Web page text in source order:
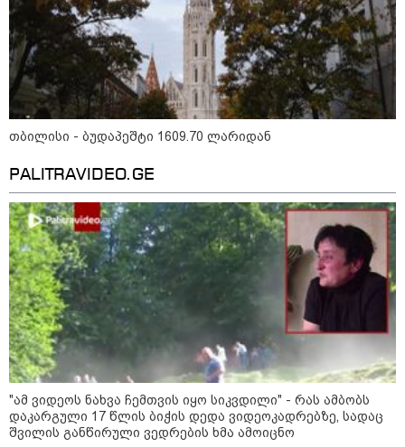
12:20 / 04-08-2026
"როცა კანონიკიდან
გამომდინარე, მართებულად
მიგვაჩნია, რომ ადამიანის
გასვენება ტაძრიდან არ მოხდეს,
ეს მგლოვიარეს ისეთი
სიყვარულითა უნდა ავუხსნათ,
რომ შფოთვა არ დაიბადოს" -
კატეგორიის ყველა სიახლე
მკითხველის რჩევით
თბილისი - ბუდაპეშტი 1609.70 ლარიდან
PALITRAVIDEO.GE
"ამ ვიდეოს ნახვა ჩემთვის იყო სიკვდილი" - რას ამბობს
დაკარგული 17 წლის ბიჭის დედა ვიდეოკადრებზე, სადაც
შვილის განწირული ვედრების ხმა ამოიცნო